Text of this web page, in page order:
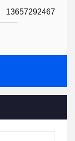
13657292467